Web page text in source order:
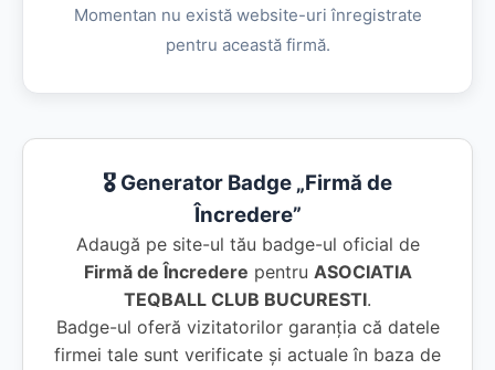
Momentan nu există website-uri înregistrate
pentru această firmă.
🎖️ Generator Badge „Firmă de
Încredere”
Adaugă pe site-ul tău badge-ul oficial de
Firmă de Încredere pentru ASOCIATIA
TEQBALL CLUB BUCURESTI.
Badge-ul oferă vizitatorilor garanția că datele
firmei tale sunt verificate și actuale în baza de